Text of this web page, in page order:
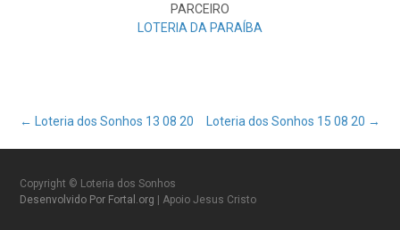
PARCEIRO
LOTERIA DA PARAÍBA
Post
navigation
← Loteria dos Sonhos 13 08 20 Loteria dos Sonhos 15 08 20 →
Copyright © Loteria dos Sonhos
Desenvolvido Por Fortal.org
| Apoio Jesus Cristo